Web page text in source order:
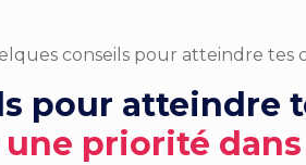
conseils pour atteindre tes
pour atteindre
priorité